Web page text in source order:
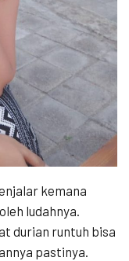
kemana
ludahnya.
durian runtuh bisa
pastinya.